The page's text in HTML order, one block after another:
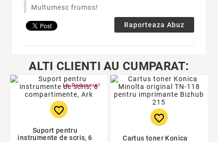
Multumesc frumos!
Raporteaza Abuz
ALTI CLIENTI AU CUMPARAT:
La Reducere!
favorite_border
Suport pentru
instrumente de scris, 6
favorite_border
Cartus toner Konica